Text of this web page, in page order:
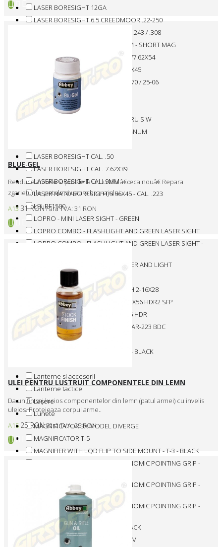
LASER BORESIGHT 12GA
LASER BORESIGHT 6.5 CREEDMOOR .22-250
LASER BORESIGHT 7.62X54 - CAL. .243 / .308
LASER BORESIGHT CAL. .300 WSM - SHORT MAG
LASER BORESIGHT CAL. .223/.308/7.62X54
LASER BORESIGHT CAL. .223/5.56X45
LASER BORESIGHT CAL. .30-06 /.270 /.25-06
LASER BORESIGHT CAL. .300
LASER BORESIGHT CAL. .357/.38
LASER BORESIGHT CAL. .40 PENTRU S W
LASER BORESIGHT CAL. .44 - MAGNUM
LASER BORESIGHT CAL. .50
LASER BORESIGHT CAL. 7.62X39
LASER BORESIGHT CAL. 9MM
LASER NATO BORESIGHT 5.56X45 - CAL. .223
LBLRF1500
LOPRO - MINI LASER SIGHT - GREEN
LOPRO COMBO - FLASHLIGHT AND GREEN LASER SIGHT
LOPRO COMBO - FLASHLIGHT AND GREEN LASER SIGHT -
LOPRO MINI COMBO GREEN LASER AND LIGHT
LUBRIFIANT SM50
LUNETA DIGITALA MODEL WRAITH 2-16X28
LUNETA MODEL CORE 2.0 HX 3-12X56 HDR2 SFP
LUNETA MODEL CORE HX 3-12X56 HDR
LUNETA MODEL CORE TX 1- 4X24 AR-223 BDC
LUNETA PINNACLE 1-6X24AAC
LUNETA RAPIDSTRIKE 1-6X24 SFP - BLACK
Lanterne si accesorii
Lanterne tactice
Lasere
Lunete
MAGNIFICATOR 3X MODEL DIVERGE
MAGNIFICATOR T-5
MAGNIFIER WITH LQD FLIP TO SIDE MOUNT - T-3 - BLACK
MANER - PTK VTS COMBO ERGONOMIC POINTING GRIP -
MANER - PTK VTS COMBO ERGONOMIC POINTING GRIP -
COMBO PACK - OLIV
MANER - PTK VTS COMBO ERGONOMIC POINTING GRIP -
COMBO PACK - TAN
MANER AGR-47S GALIL SI AK - BLACK
MANER AGR-47S GALIL SI AK - OLIV
BLUE GEL
Readuce armele si pustile la un lustru â€œca nouâ€ Repara
zgarieturile, petele si uzura brunajului..
A13 31 RONFără TVA: 31 RON
ULEI PENTRU LUSTRUIT COMPONENTELE DIN LEMN
Da un finisaj lucios componentelor din lemn (patul armei) cu invelis
uleios. Protejeaza corpul arme..
A15 25 RONFără TVA: 25 RON